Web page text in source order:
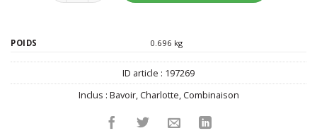
POIDS 0.696 kg
ID article : 197269
Inclus : Bavoir,Charlotte,Combinaison